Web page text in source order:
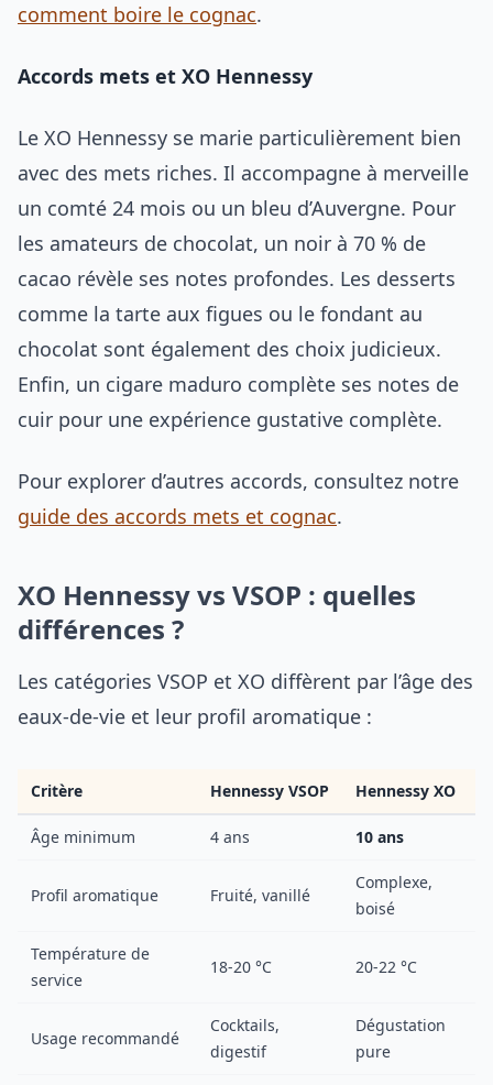
comment boire le cognac.
Accords mets et XO Hennessy
Le XO Hennessy se marie particulièrement bien
avec des mets riches. Il accompagne à merveille
un comté 24 mois ou un bleu d’Auvergne. Pour
les amateurs de chocolat, un noir à 70 % de
cacao révèle ses notes profondes. Les desserts
comme la tarte aux figues ou le fondant au
chocolat sont également des choix judicieux.
Enfin, un cigare maduro complète ses notes de
cuir pour une expérience gustative complète.
Pour explorer d’autres accords, consultez notre
guide des accords mets et cognac.
XO Hennessy vs VSOP : quelles
différences ?
Les catégories VSOP et XO diffèrent par l’âge des
eaux-de-vie et leur profil aromatique :
Critère Hennessy VSOP Hennessy XO
Âge minimum 4 ans 10 ans
Profil aromatique Fruité, vanillé
Complexe,
boisé
Température de
service
18-20 °C 20-22 °C
Usage recommandé
Cocktails,
digestif
Dégustation
pure